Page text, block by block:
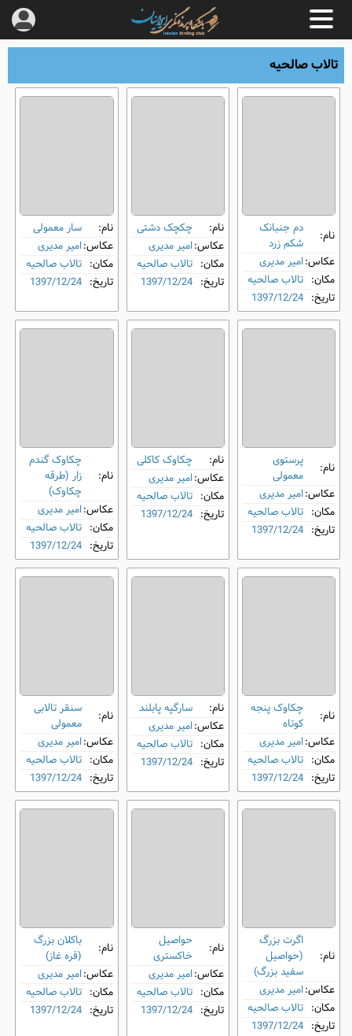
تالاب صالحیه
نام:
دم ‌جنبانک
شکم ‌زرد
عکاس:امیر مدیری
مکان: تالاب صالحیه
تاریخ: 1397/12/24
نام:
چکچک دشتی
عکاس:امیر مدیری
مکان: تالاب صالحیه
تاریخ: 1397/12/24
نام:
سار معمولی
عکاس:امیر مدیری
مکان: تالاب صالحیه
تاریخ: 1397/12/24
نام:
پرستوی
معمولی
عکاس:امیر مدیری
مکان: تالاب صالحیه
تاریخ: 1397/12/24
نام:
چکاوک کاکلی
عکاس:امیر مدیری
مکان: تالاب صالحیه
تاریخ: 1397/12/24
نام:
چکاوک گندم‌
زار (طرقه
چکاوک)
عکاس:امیر مدیری
مکان: تالاب صالحیه
تاریخ: 1397/12/24
نام:
چکاوک پنجه‌
کوتاه
عکاس:امیر مدیری
مکان: تالاب صالحیه
تاریخ: 1397/12/24
نام:
سارگپه پابلند
عکاس:امیر مدیری
مکان: تالاب صالحیه
تاریخ: 1397/12/24
نام:
سنقر تالابی
معمولی
عکاس:امیر مدیری
مکان: تالاب صالحیه
تاریخ: 1397/12/24
نام:
اگرت بزرگ
(حواصیل
سفید بزرگ)
عکاس:امیر مدیری
مکان: تالاب صالحیه
تاریخ: 1397/12/24
نام:
حواصیل
خاکستری
عکاس:امیر مدیری
مکان: تالاب صالحیه
تاریخ: 1397/12/24
نام:
باکلان بزرگ
(قره غاز)
عکاس:امیر مدیری
مکان: تالاب صالحیه
تاریخ: 1397/12/24